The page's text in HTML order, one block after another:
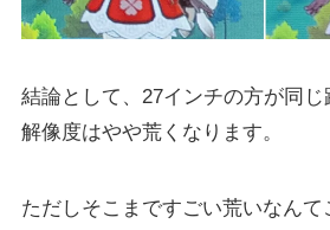
結論として、27インチの方が同
解像度はやや荒くなります。
ただしそこまですごい荒いなん